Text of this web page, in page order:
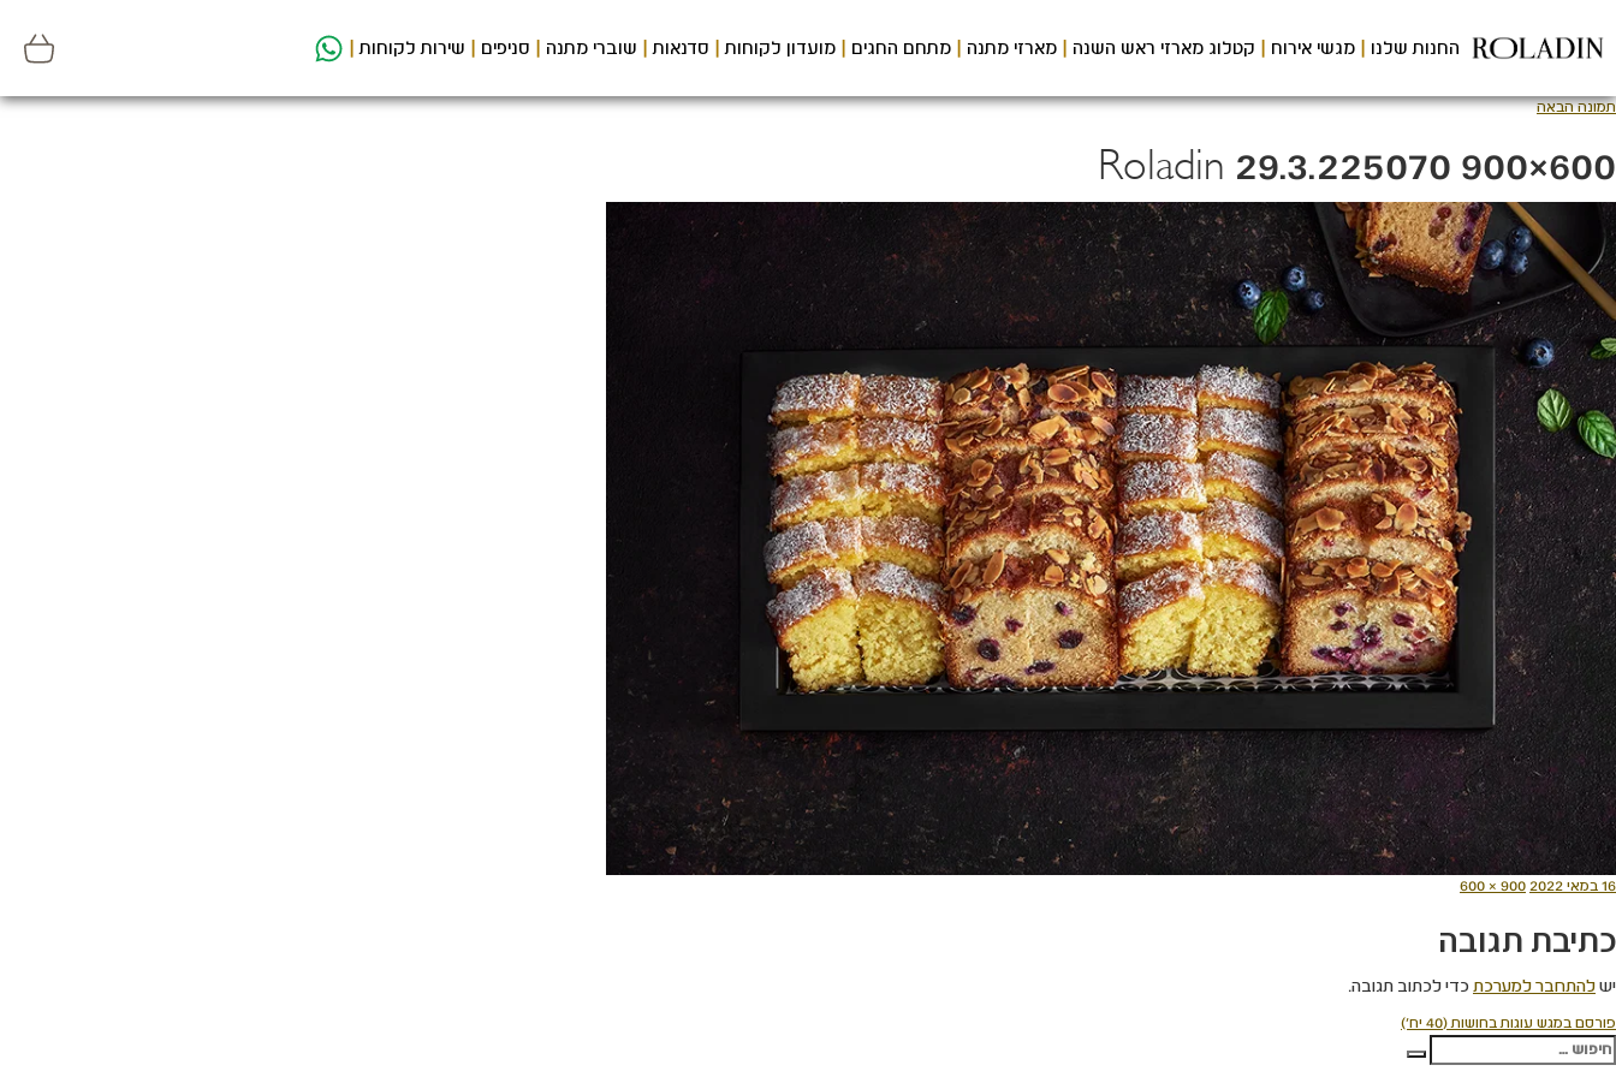
לתוכן
המרכזי
החנות שלנו מגשי אירוח קטלוג מארזי ראש השנה מארזי מתנה מתחם החגים מועדון לקוחות סדנאות שוברי מתנה סניפים שירות לקוחות
תמונה הבאה
Roladin 29.3.225070 900×600
פורסם
16 במאי 2022
מסך
900 × 600
כתיבת תגובה
ישלהתחבר למערכתכדי לכתוב תגובה.
ניווט
פורסם במגש עוגות בחושות (40 יח')
חפש:
חיפוש